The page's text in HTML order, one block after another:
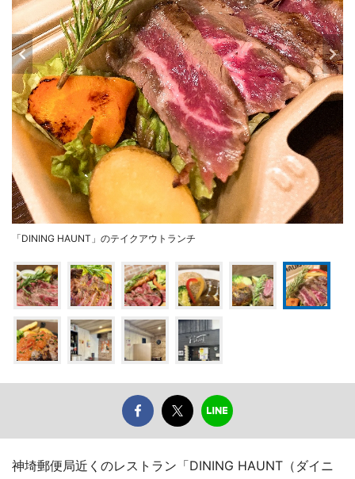
「DINING HAUNT」のテイクアウトランチ
神埼郵便局近くのレストラン「DINING HAUNT（ダイニ